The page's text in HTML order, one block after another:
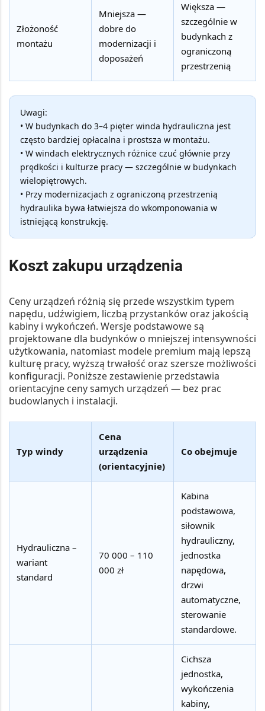
Złożoność
montażu
Mniejsza —
dobre do
modernizacji i
doposażeń
Większa —
szczególnie w
budynkach z
ograniczoną
przestrzenią
Uwagi:
• W budynkach do 3–4 pięter winda hydrauliczna jest
często bardziej opłacalna i prostsza w montażu.
• W windach elektrycznych różnice czuć głównie przy
prędkości i kulturze pracy — szczególnie w budynkach
wielopiętrowych.
• Przy modernizacjach z ograniczoną przestrzenią
hydraulika bywa łatwiejsza do wkomponowania w
istniejącą konstrukcję.
Koszt zakupu urządzenia
Ceny urządzeń różnią się przede wszystkim typem
napędu, udźwigiem, liczbą przystanków oraz jakością
kabiny i wykończeń. Wersje podstawowe są
projektowane dla budynków o mniejszej intensywności
użytkowania, natomiast modele premium mają lepszą
kulturę pracy, wyższą trwałość oraz szersze możliwości
konfiguracji. Poniższe zestawienie przedstawia
orientacyjne ceny samych urządzeń — bez prac
budowlanych i instalacji.
Typ windy
Cena
urządzenia
(orientacyjnie)
Co obejmuje
Hydrauliczna –
wariant
standard
70 000 – 110
000 zł
Kabina
podstawowa,
siłownik
hydrauliczny,
jednostka
napędowa,
drzwi
automatyczne,
sterowanie
standardowe.
Cichsza
jednostka,
wykończenia
kabiny,